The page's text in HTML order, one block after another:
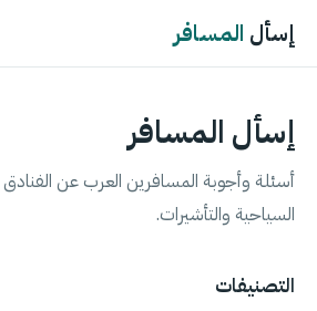
إسأل المسافر
إسأل المسافر
أسئلة وأجوبة المسافرين العرب عن الفنادق
السياحية والتأشيرات.
التصنيفات